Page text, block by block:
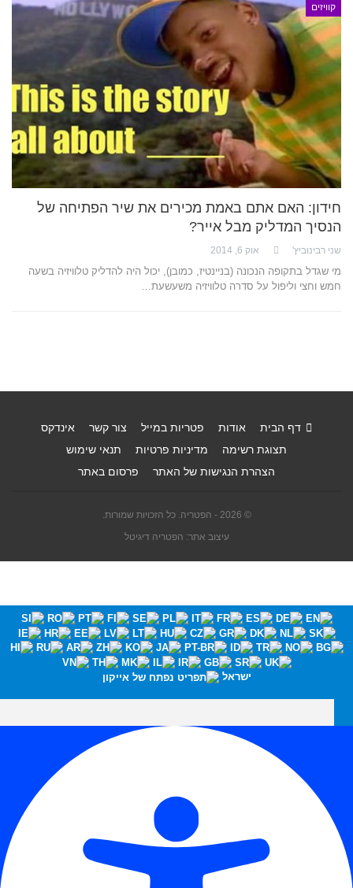
קוויזים
חידון: האם אתם באמת מכירים את שיר הפתיחה של
הנסיך המדליק מבל אייר?
שני רבינוביץ' אוק 6, 2014
מי שגדל בתקופה הנכונה (בניינטיז, כמובן), יכול היה להדליק טלוויזיה בשעה
חמש וחצי וליפול על סדרה טלוויזיה משעשעת…
דף הבית אודות פטריות במייל צור קשר
אינדקס
תצוגת רשימה
מדיניות פרטיות
תנאי שימוש
הצהרת הנגישות של האתר
פרסום באתר
© 2026 - הפטריה. כל הזכויות שמורות.
עיצוב אתר: הפטריה דיגיטל
ישראל